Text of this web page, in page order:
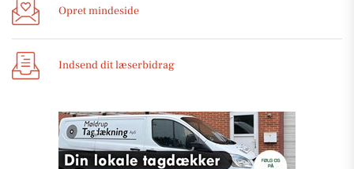
Opret mindeside
Indsend dit læserbidrag